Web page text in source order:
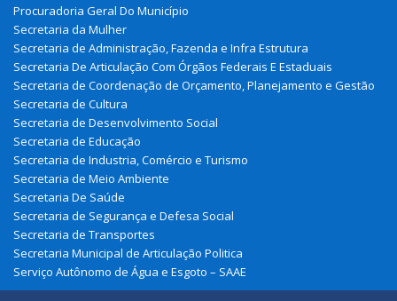
Procuradoria Geral Do Município
Secretaria da Mulher
Secretaria de Administração, Fazenda e Infra Estrutura
Secretaria De Articulação Com Órgãos Federais E Estaduais
Secretaria de Coordenação de Orçamento, Planejamento e Gestão
Secretaria de Cultura
Secretaria de Desenvolvimento Social
Secretaria de Educação
Secretaria de Industria, Comércio e Turismo
Secretaria de Meio Ambiente
Secretaria De Saúde
Secretaria de Segurança e Defesa Social
Secretaria de Transportes
Secretaria Municipal de Articulação Politica
Serviço Autônomo de Água e Esgoto – SAAE